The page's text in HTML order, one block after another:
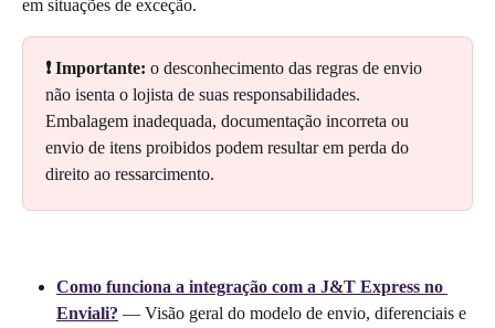
em situações de exceção.
❗ Importante: o desconhecimento das regras de envio
não isenta o lojista de suas responsabilidades.
Embalagem inadequada, documentação incorreta ou
envio de itens proibidos podem resultar em perda do
direito ao ressarcimento.
Como funciona a integração com a J&T Express no
Enviali? — Visão geral do modelo de envio, diferenciais e